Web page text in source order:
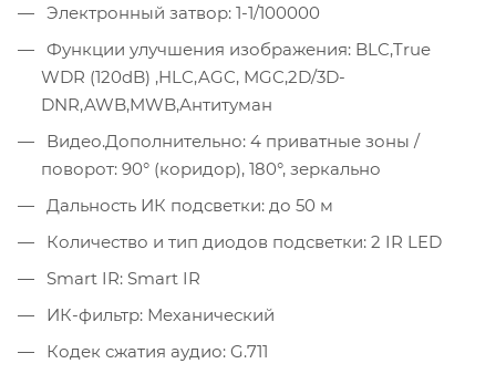
Электронный затвор: 1-1/100000
Функции улучшения изображения: BLC,True
WDR (120dB) ,HLC,AGC, MGC,2D/3D-
DNR,AWB,MWB,Антитуман
Видео.Дополнительно: 4 приватные зоны /
поворот: 90° (коридор), 180°, зеркально
Дальность ИК подсветки: до 50 м
Количество и тип диодов подсветки: 2 IR LED
Smart IR: Smart IR
ИК-фильтр: Механический
Кодек сжатия аудио: G.711